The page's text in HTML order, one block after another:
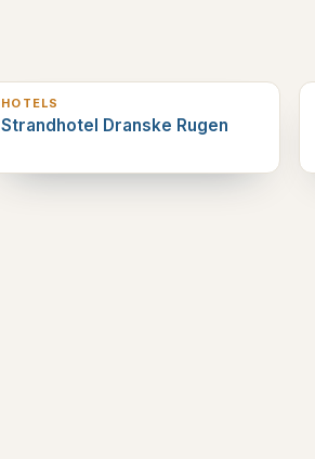
HOTELS
Strandhotel Dranske Rugen